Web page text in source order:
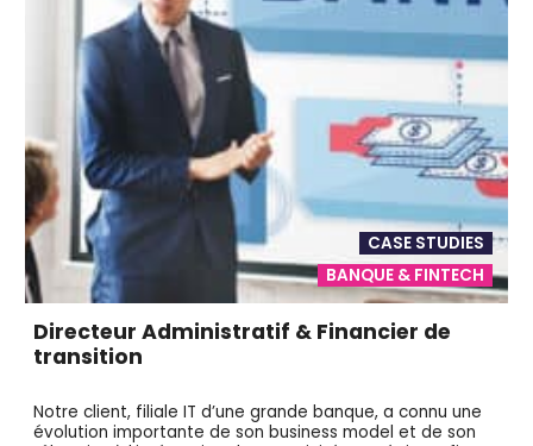
BANQUE & FINTECH
CASE STUDIES
Directeur Administratif & Financier de
transition
Notre client, filiale IT d’une grande banque, a connu une
évolution importante de son business model et de son